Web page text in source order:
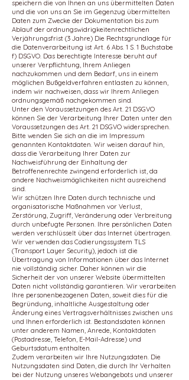
speichern die von Ihnen an uns übermittelten Daten
und die von uns an Sie im Gegenzug übermittelten
Daten zum Zwecke der Dokumentation bis zum
Ablauf der ordnungswidrigkeitenrechtlichen
Verjährungsfrist (3 Jahre) Die Rechtsgrundlage für
die Datenverarbeitung ist Art. 6 Abs. 1 S. 1 Buchstabe
f) DSGVO. Das berechtigte Interesse beruht auf
unserer Verpflichtung, Ihrem Anliegen
nachzukommen und dem Bedarf, uns in einem
möglichen Bußgeldverfahren entlasten zu können,
indem wir nachweisen, dass wir Ihrem Anliegen
ordnungsgemäß nachgekommen sind.
Unter den Voraussetzungen des Art. 21 DSGVO
können Sie der Verarbeitung Ihrer Daten unter den
Voraussetzungen des Art. 21 DSGVO widersprechen.
Bitte wenden Sie sich an die im Impressum
genannten Kontaktdaten. Wir weisen darauf hin,
dass die Verarbeitung Ihrer Daten zur
Nachweisführung der Einhaltung der
Betroffenenrechte zwingend erforderlich ist, da
andere Nachweismöglichkeiten nicht ausreichend
sind.
Wir schützen Ihre Daten durch technische und
organisatorische Maßnahmen vor Verlust,
Zerstörung, Zugriff, Veränderung oder Verbreitung
durch unbefugte Personen. Ihre persönlichen Daten
werden verschlüsselt über das Internet übertragen.
Wir verwenden das Codierungssystem TLS
(Transport Layer Security), jedoch ist die
Übertragung von Informationen über das Internet
nie vollständig sicher. Daher können wir die
Sicherheit der von unserer Website übermittelten
Daten nicht vollständig garantieren. Wir verarbeiten
Ihre personenbezogenen Daten, soweit dies für die
Begründung, inhaltliche Ausgestaltung oder
Änderung eines Vertragsverhältnisses zwischen uns
und Ihnen erforderlich ist. Bestandsdaten können
unter anderem Namen, Anrede, Kontaktdaten
(Postadresse, Telefon, E-Mail-Adresse) und
Geburtsdatum enthalten.
Zudem verarbeiten wir Ihre Nutzungsdaten. Die
Nutzungsdaten sind Daten, die durch Ihr Verhalten
bei der Nutzung unseres Webangebots und unserer